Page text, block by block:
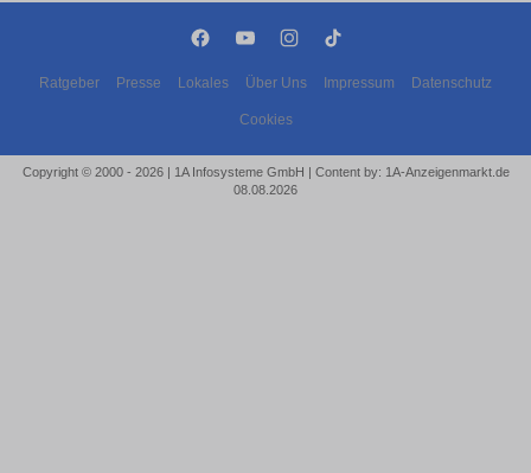
Ratgeber Presse Lokales Über Uns Impressum Datenschutz
Cookies
Copyright © 2000 - 2026 | 1A Infosysteme GmbH | Content by: 1A-Anzeigenmarkt.de
08.08.2026